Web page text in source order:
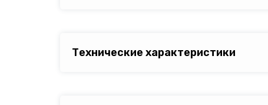
Технические характеристики